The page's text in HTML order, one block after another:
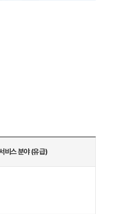
학
비스 분야 (유급)